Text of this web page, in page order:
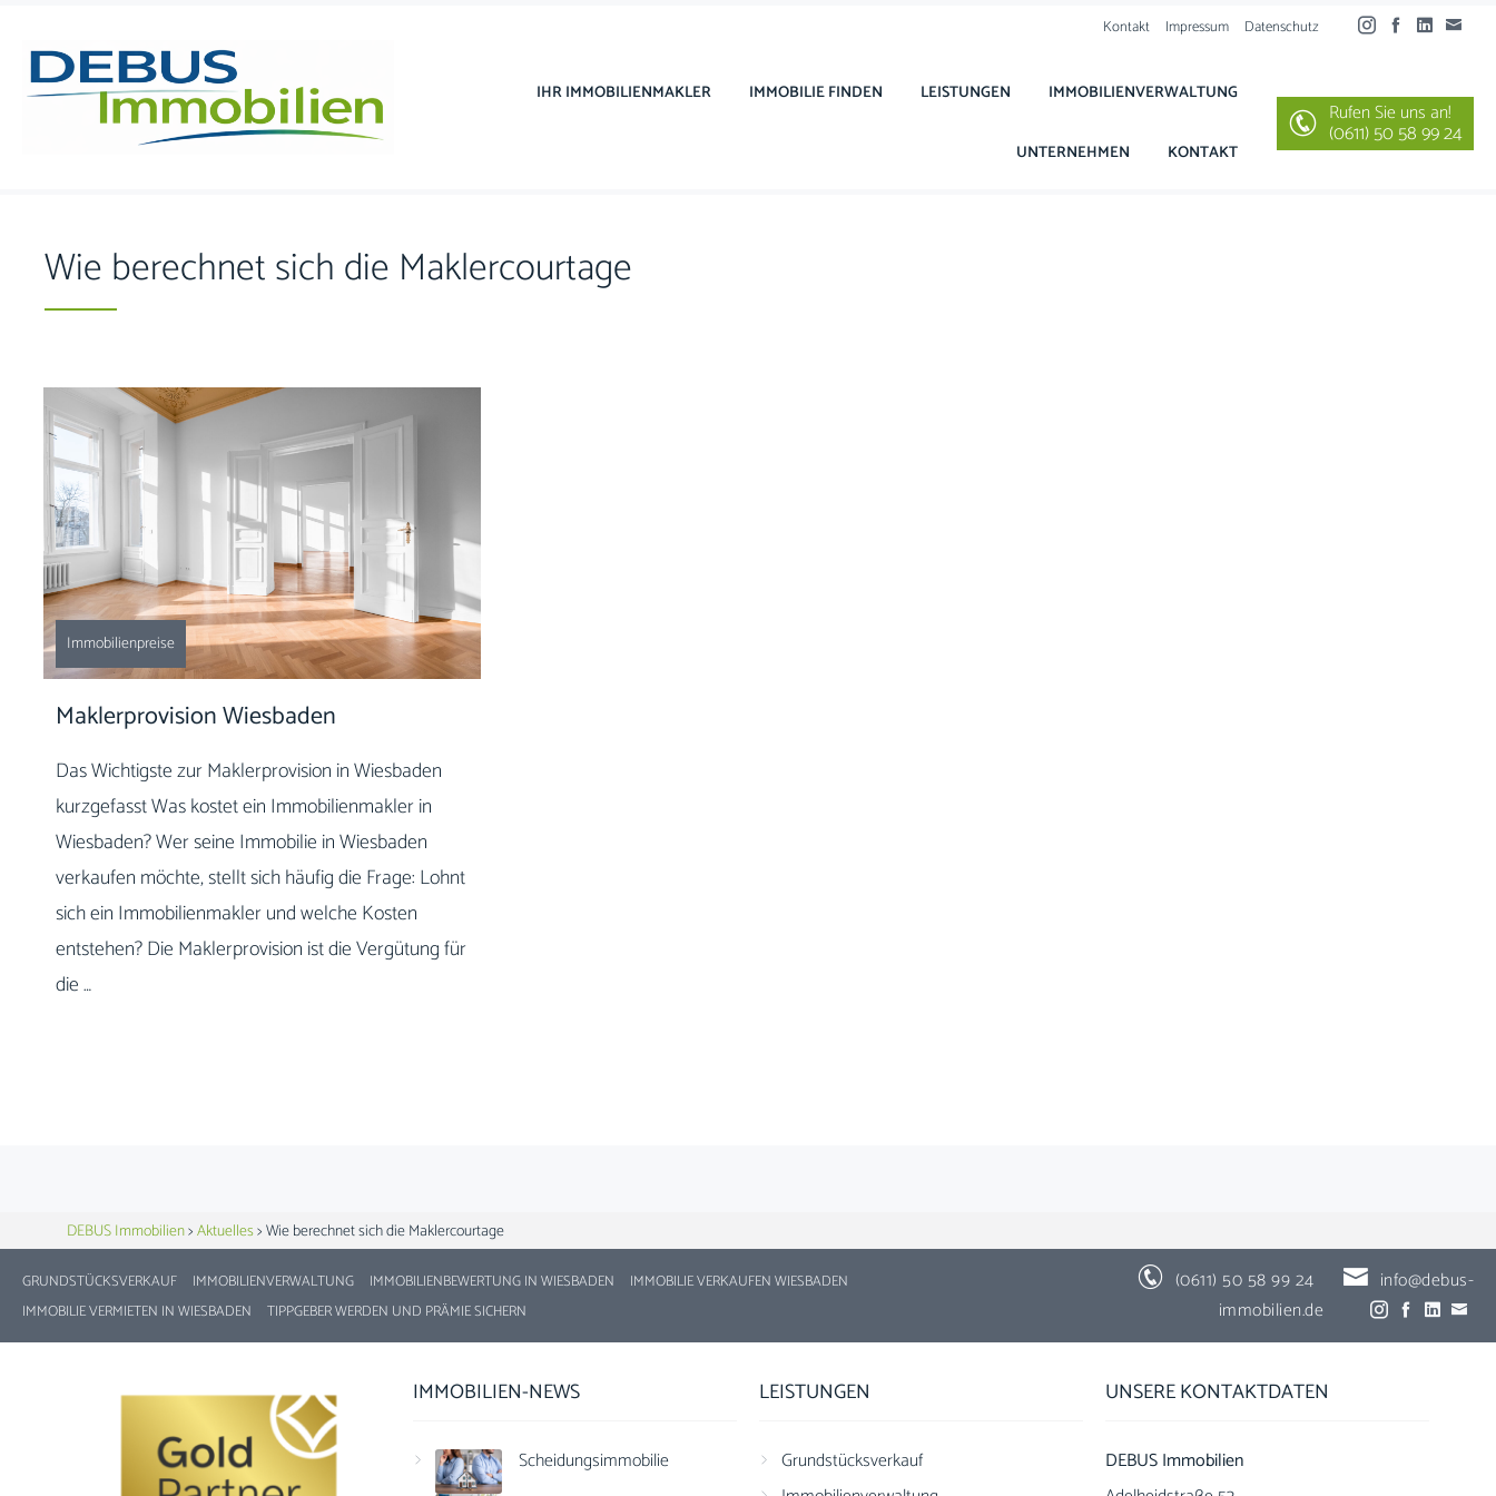
Kontakt Impressum Datenschutz
IHR IMMOBILIENMAKLER IMMOBILIE FINDEN LEISTUNGEN IMMOBILIENVERWALTUNG
UNTERNEHMEN KONTAKT
Rufen Sie uns an!
(0611) 50 58 99 24
Wie berechnet sich die Maklercourtage
Immobilienpreise
Maklerprovision Wiesbaden
Das Wichtigste zur Maklerprovision in Wiesbaden
kurzgefasst Was kostet ein Immobilienmakler in
Wiesbaden? Wer seine Immobilie in Wiesbaden
verkaufen möchte, stellt sich häufig die Frage: Lohnt
sich ein Immobilienmakler und welche Kosten
entstehen? Die Maklerprovision ist die Vergütung für
die …
DEBUS Immobilien>Aktuelles>Wie berechnet sich die Maklercourtage
GRUNDSTÜCKSVERKAUF IMMOBILIENVERWALTUNG IMMOBILIENBEWERTUNG IN WIESBADEN
IMMOBILIE VERKAUFEN WIESBADEN
IMMOBILIE VERMIETEN IN WIESBADEN
TIPPGEBER WERDEN UND PRÄMIE SICHERN
(0611) 50 58 99 24
info@debus-
immobilien.de
IMMOBILIEN-NEWS
Scheidungsimmobilie
LEISTUNGEN
Grundstücksverkauf
UNSERE KONTAKTDATEN
DEBUS Immobilien